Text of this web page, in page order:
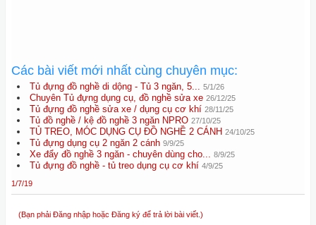
Các bài viết mới nhất cùng chuyên mục:
Tủ đựng đồ nghề di dộng - Tủ 3 ngăn, 5... 5/1/26
Chuyên Tủ đựng dụng cụ, đồ nghề sửa xe 26/12/25
Tủ đựng đồ nghề sửa xe / dụng cụ cơ khí 28/11/25
Tủ đồ nghề / kệ đồ nghề 3 ngăn NPRO 27/10/25
TỦ TREO, MÓC DỤNG CỤ ĐỒ NGHỀ 2 CÁNH 24/10/25
Tủ đựng dụng cụ 2 ngăn 2 cánh 9/9/25
Xe đẩy đồ nghề 3 ngăn - chuyên dùng cho... 8/9/25
Tủ đựng đồ nghề - tủ treo dụng cụ cơ khí 4/9/25
1/7/19
(Bạn phải Đăng nhập hoặc Đăng ký để trả lời bài viết.)